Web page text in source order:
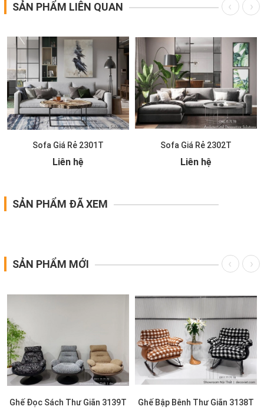
SẢN PHẨM LIÊN QUAN
Sofa Giá Rẻ 2301T
Liên hệ
Sofa Giá Rẻ 2302T
Liên hệ
SẢN PHẨM ĐÃ XEM
SẢN PHẨM MỚI
Ghế Đọc Sách Thư Giãn 3139T
Ghế Bập Bênh Thư Giãn 3138T